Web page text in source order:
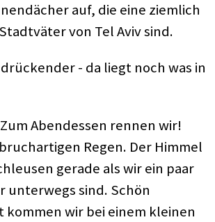
auf, die eine ziemlich
von Tel Aviv sind.
- da liegt noch was in
Abendessen rennen wir!
Regen. Der Himmel
gerade als wir ein paar
unterwegs sind. Schön
wir bei einem kleinen